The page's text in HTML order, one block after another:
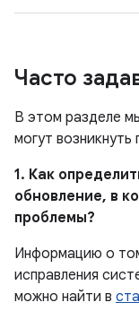
Часто
В этом разделе
могут
1. Как
обновление, в
проблемы?
Информацию о
исправления
можно найти в